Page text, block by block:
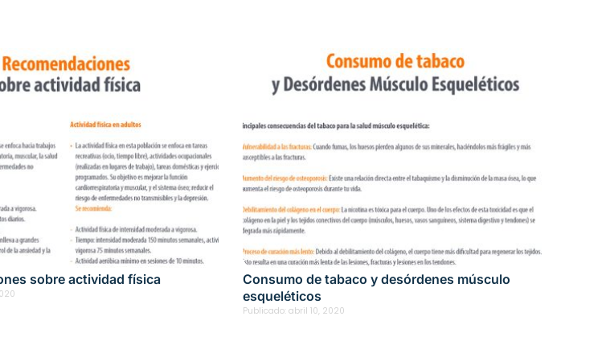
sobre actividad física
Consumo de tabaco y desórdenes músculo
esqueléticos
Publicado: abril 10, 2020